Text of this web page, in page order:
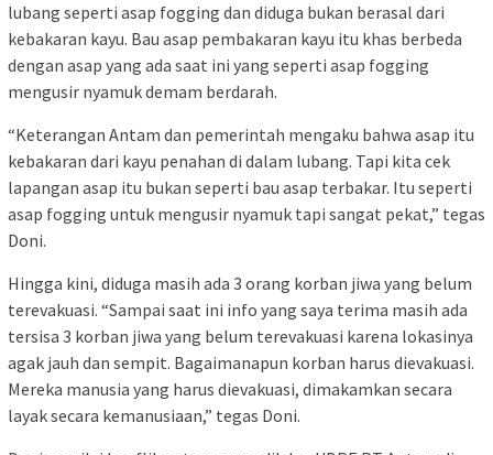
lubang seperti asap fogging dan diduga bukan berasal dari
kebakaran kayu. Bau asap pembakaran kayu itu khas berbeda
dengan asap yang ada saat ini yang seperti asap fogging
mengusir nyamuk demam berdarah.
“Keterangan Antam dan pemerintah mengaku bahwa asap itu
kebakaran dari kayu penahan di dalam lubang. Tapi kita cek
lapangan asap itu bukan seperti bau asap terbakar. Itu seperti
asap fogging untuk mengusir nyamuk tapi sangat pekat,” tegas
Doni.
Hingga kini, diduga masih ada 3 orang korban jiwa yang belum
terevakuasi. “Sampai saat ini info yang saya terima masih ada
tersisa 3 korban jiwa yang belum terevakuasi karena lokasinya
agak jauh dan sempit. Bagaimanapun korban harus dievakuasi.
Mereka manusia yang harus dievakuasi, dimakamkan secara
layak secara kemanusiaan,” tegas Doni.